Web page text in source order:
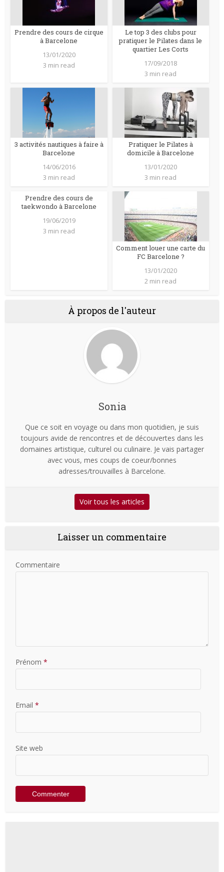
Prendre des cours de cirque
à Barcelone
13/01/2020
3 min read
Le top 3 des clubs pour
pratiquer le Pilates dans le
quartier Les Corts
17/09/2018
3 min read
3 activités nautiques à faire à
Barcelone
14/06/2016
3 min read
Pratiquer le Pilates à
domicile à Barcelone
13/01/2020
3 min read
Prendre des cours de
taekwondo à Barcelone
19/06/2019
3 min read
Comment louer une carte du
FC Barcelone ?
13/01/2020
2 min read
À propos de l'auteur
Sonia
Que ce soit en voyage ou dans mon quotidien, je suis
toujours avide de rencontres et de découvertes dans les
domaines artistique, culturel ou culinaire. Je vais partager
avec vous, mes coups de coeur/bonnes
adresses/trouvailles à Barcelone.
Voir tous les articles
Laisser un commentaire
Commentaire
Prénom *
Email *
Site web